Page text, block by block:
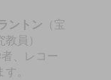
ントン （宝
員）
者、レコー
。